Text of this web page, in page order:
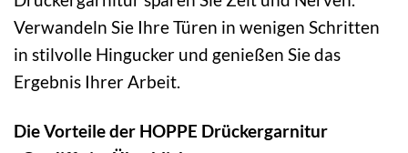
Verwandeln Sie Ihre Türen in wenigen Schritten
in stilvolle Hingucker und genießen Sie das
Ergebnis Ihrer Arbeit.
Die Vorteile der HOPPE Drückergarnitur